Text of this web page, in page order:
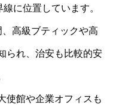
に位置しています。
高級ブティックや高
られ、治安も比較的安
使館や企業オフィスも